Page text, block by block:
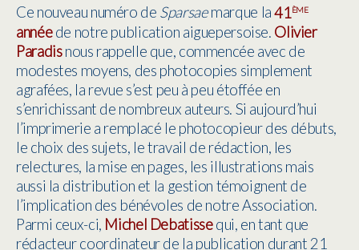
Ce nouveau numéro de Sparsaemarque la41 ème
année de notre publication aiguepersoise. Olivier
Paradisnous rappelle que, commencée avec de
modestes moyens, des photocopies simplement
agrafées, la revue s’est peu à peu étoffée en
s’enrichissant de nombreux auteurs. Si aujourd’hui
l’imprimerie a remplacé le photocopieur des débuts,
le choix des sujets, le travail de rédaction, les
relectures, la mise en pages, les illustrations mais
aussi la distribution et la gestion témoignent de
l’implication des bénévoles de notre Association.
Parmi ceux-ci, Michel Debatissequi, en tant que
rédacteur coordinateur de la publication durant 21